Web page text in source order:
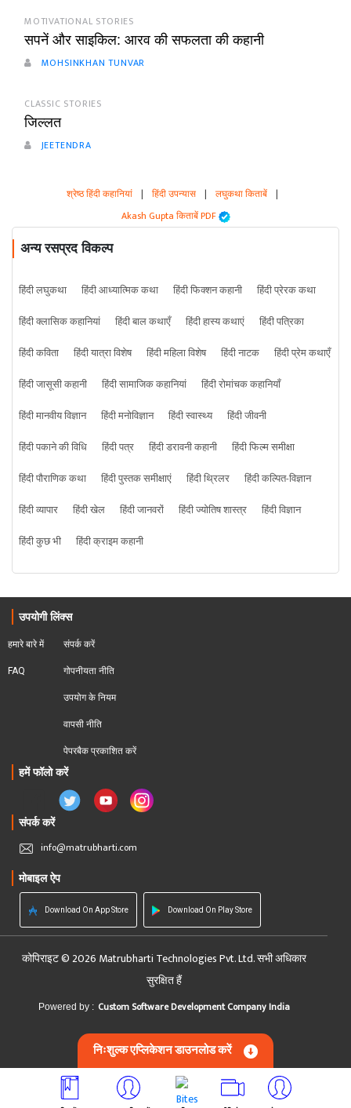
MOTIVATIONAL STORIES
सपनें और साइकिल: आरव की सफलता की कहानी
MOHSINKHAN TUNVAR
CLASSIC STORIES
जिल्लत
JEETENDRA
श्रेष्ठ हिंदी कहानियां | हिंदी उपन्यास | लघुकथा किताबें |
Akash Gupta किताबें PDF
अन्य रसप्रद विकल्प
हिंदी लघुकथा हिंदी आध्यात्मिक कथा हिंदी फिक्शन कहानी
हिंदी प्रेरक कथा
हिंदी क्लासिक कहानियां
हिंदी बाल कथाएँ हिंदी हास्य कथाएं
हिंदी पत्रिका
हिंदी कविता
हिंदी यात्रा विशेष हिंदी महिला विशेष हिंदी नाटक
हिंदी प्रेम कथाएँ
हिंदी जासूसी कहानी
हिंदी सामाजिक कहानियां
हिंदी रोमांचक कहानियाँ
हिंदी मानवीय विज्ञान
हिंदी मनोविज्ञान हिंदी स्वास्थ्य
हिंदी जीवनी
हिंदी पकाने की विधि
हिंदी पत्र हिंदी डरावनी कहानी
हिंदी फिल्म समीक्षा
हिंदी पौराणिक कथा
हिंदी पुस्तक समीक्षाएं हिंदी थ्रिलर
हिंदी कल्पित-विज्ञान
हिंदी व्यापार
हिंदी खेल हिंदी जानवरों हिंदी ज्योतिष शास्त्र
हिंदी विज्ञान
हिंदी कुछ भी
हिंदी क्राइम कहानी
उपयोगी लिंक्स
हमारे बारे में
FAQ
संपर्क करें
गोपनीयता नीति
उपयोग के नियम
वापसी नीति
पेपरबैक प्रकाशित करें
हमें फॉलो करें
संपर्क करें
info@matrubharti.com
मोबाइल ऐप
Download On App Store Download On Play Store
कोपिराइट © 2026 Matrubharti Technologies Pvt. Ltd. सभी अधिकार
सुरक्षित हैं
Powered by : Custom Software Development Company India
निःशुल्क एप्लिकेशन डाउनलोड करें